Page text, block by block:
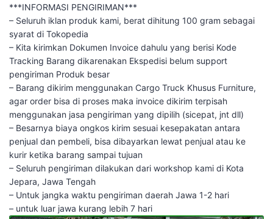
***INFORMASI PENGIRIMAN***
– Seluruh iklan produk kami, berat dihitung 100 gram sebagai
syarat di Tokopedia
– Kita kirimkan Dokumen Invoice dahulu yang berisi Kode
Tracking Barang dikarenakan Ekspedisi belum support
pengiriman Produk besar
– Barang dikirim menggunakan Cargo Truck Khusus Furniture,
agar order bisa di proses maka invoice dikirim terpisah
menggunakan jasa pengiriman yang dipilih (sicepat, jnt dll)
– Besarnya biaya ongkos kirim sesuai kesepakatan antara
penjual dan pembeli, bisa dibayarkan lewat penjual atau ke
kurir ketika barang sampai tujuan
– Seluruh pengiriman dilakukan dari workshop kami di Kota
Jepara, Jawa Tengah
– Untuk jangka waktu pengiriman daerah Jawa 1-2 hari
– untuk luar jawa kurang lebih 7 hari